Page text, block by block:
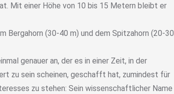
Mit einer Höhe von 10 bis 15 Metern bleibt er
Bergahorn (30-40 m) und dem Spitzahorn (20-30
genauer an, der es in einer Zeit, in der
zu sein scheinen, geschafft hat, zumindest für
zu stehen: Sein wissenschaftlicher Name